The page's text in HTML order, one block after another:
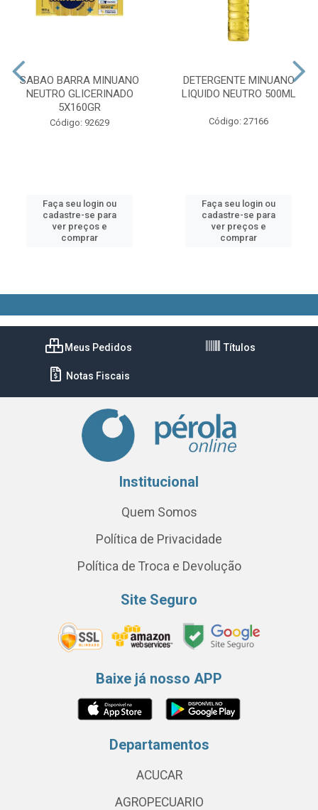
SABAO BARRA MINUANO
NEUTRO GLICERINADO
5X160GR
Código: 92629
Faça seu login ou
cadastre-se para
ver preços e
comprar
DETERGENTE MINUANO
LIQUIDO NEUTRO 500ML
Código: 27166
Faça seu login ou
cadastre-se para
ver preços e
comprar
Meus Pedidos Títulos
Notas Fiscais
Institucional
Quem Somos
Política de Privacidade
Política de Troca e Devolução
Site Seguro
Baixe já nosso APP
Departamentos
ACUCAR
AGROPECUARIO